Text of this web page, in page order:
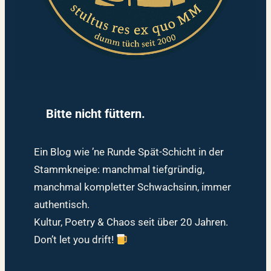
Bitte nicht füttern.
Ein Blog wie ’ne Runde Spät-Schicht in der
Stammkneipe: manchmal tiefgründig,
manchmal kompletter Schwachsinn, immer
authentisch.
Kultur, Poetry & Chaos seit über 20 Jahren.
Don’t let you drift!